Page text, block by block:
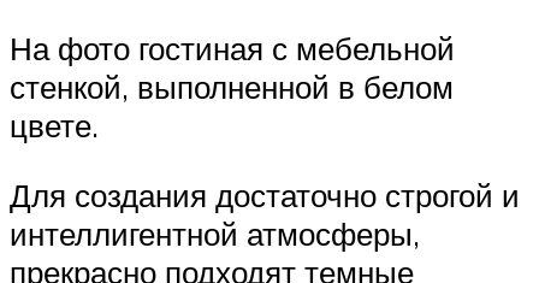
На фото гостиная с мебельной
стенкой, выполненной в белом
цвете.
Для создания достаточно строгой и
интеллигентной атмосферы,
прекрасно подходят темные